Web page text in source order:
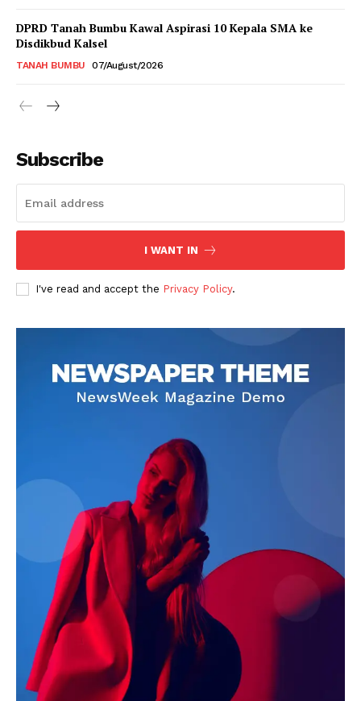
DPRD Tanah Bumbu Kawal Aspirasi 10 Kepala SMA ke
Disdikbud Kalsel
TANAH BUMBU 07/August/2026
Subscribe
I WANT IN
I've read and accept the Privacy Policy.